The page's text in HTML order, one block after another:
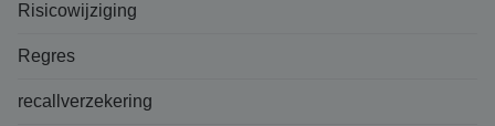
Risicowijziging
Regres
recallverzekering